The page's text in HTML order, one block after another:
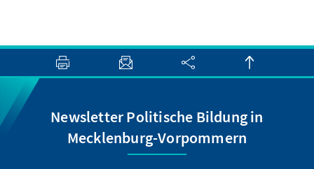
Newsletter Politische Bildung in
Mecklenburg-Vorpommern